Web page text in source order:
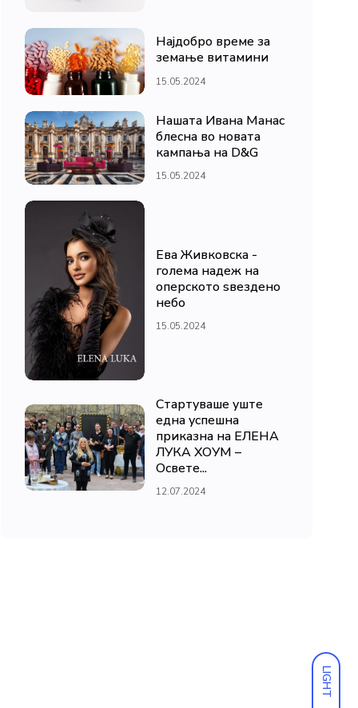
LIGHT
Најдобро време за
земање витамини
15.05.2024
Нашата Ивана Манас
блесна во новата
кампања на D&G
15.05.2024
Ева Живковска -
голема надеж на
оперското ѕвездено
небо
15.05.2024
Стартуваше уште
една успешна
приказна на ЕЛЕНА
ЛУКА ХОУМ –
Освете...
12.07.2024